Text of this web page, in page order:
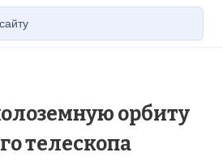
орбиту
телескопа